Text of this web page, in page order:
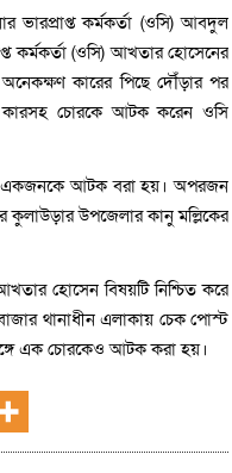
ভারপ্রাপ্ত কর্মকর্তা (ওসি) আবদুল
কর্মকর্তা (ওসি) আখতার হোসেনের
কারের পিছে দৌঁড়ার পর
কারসহ চোরকে আটক করেন ওসি
একজনকে আটক বরা হয়। অপরজন
উপজেলার কানু মল্লিকের
হোসেন বিষয়টি নিশ্চিত করে
থানাধীন এলাকায় চেক পোস্ট
এক চোরকেও আটক করা হয়।